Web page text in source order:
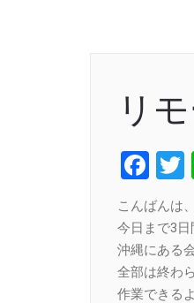
リ
こんばんは
今日まで3日
沖縄にある
全部は終わ
作業できる